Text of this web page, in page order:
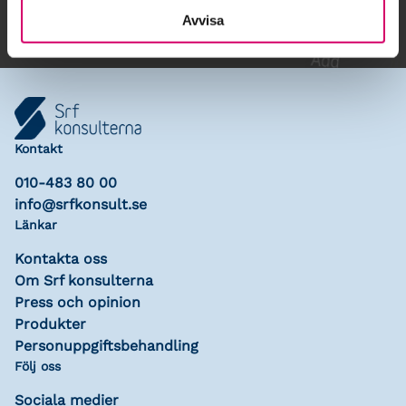
Avvisa
Kontakt
010-483 80 00
info@srfkonsult.se
Länkar
Kontakta oss
Om Srf konsulterna
Press och opinion
Produkter
Personuppgiftsbehandling
Följ oss
Sociala medier